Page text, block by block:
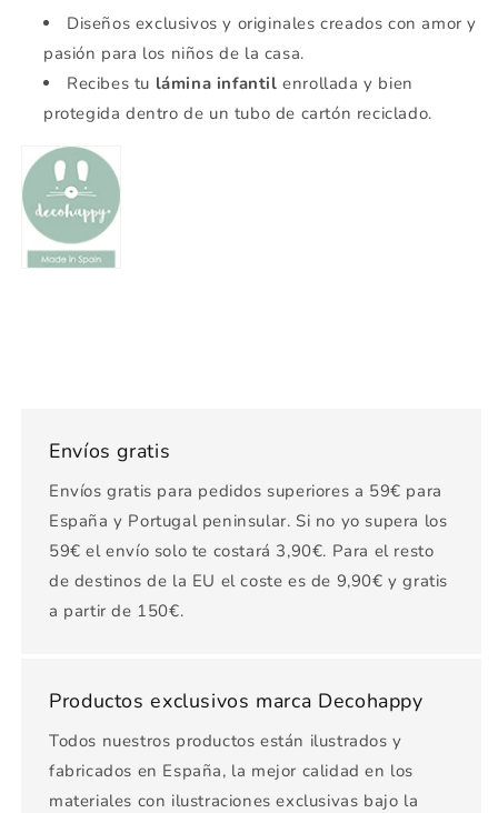
Diseños exclusivos y originales creados con amor y
pasión para los niños de la casa.
Recibes tu lámina infantil enrollada y bien
protegida dentro de un tubo de cartón reciclado.
Envíos gratis
Envíos gratis para pedidos superiores a 59€ para
España y Portugal peninsular. Si no yo supera los
59€ el envío solo te costará 3,90€. Para el resto
de destinos de la EU el coste es de 9,90€ y gratis
a partir de 150€.
Productos exclusivos marca Decohappy
Todos nuestros productos están ilustrados y
fabricados en España, la mejor calidad en los
materiales con ilustraciones exclusivas bajo la